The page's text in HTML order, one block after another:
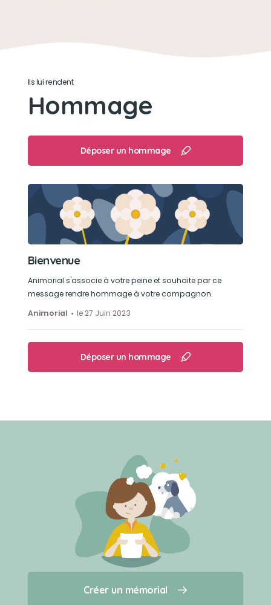
Créer un mémorial
Qui sommes-nous ?
La corde
Son loisir préféré
Les câlin, les ballades, jouet avec nos autres
loulou
Ils lui rendent
Hommage
Déposer un hommage
Bienvenue
Animorial s'associe à votre peine et souhaite par ce
message rendre hommage à votre compagnon.
Animorial
le 27 Juin 2023
Déposer un hommage
Créer un mémorial